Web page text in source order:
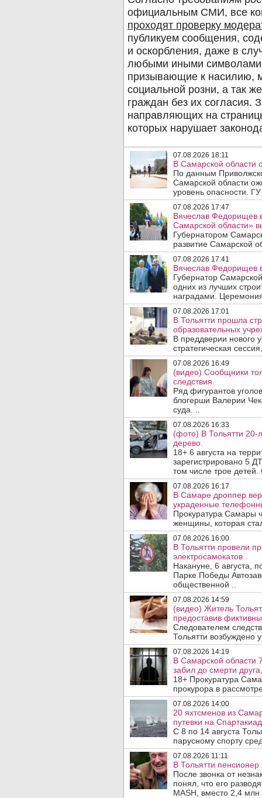
07.08.2026 18:11
В Самарской области
По данным
Самарской области
уровень опасности.
07.08.2026 17:47
Вячеслав Федорищев
Самарской области»
Губернатором
развитие Самарской
07.08.2026 17:41
Вячеслав Федорищев
Губернатор
одних из лучших
наградами.
07.08.2026 17:01
В Тольятти прошла
образовательных
В преддверии нового
стратегическая
07.08.2026 16:49
(видео) Сообщники
следствия.
Ряд фигурантов
блогерши Валерии
суда. ..
07.08.2026 16:33
(фото) В Тольятти 20-
дерево.
18+ 6 августа на
зарегистрировано 5
том числе трое
07.08.2026 16:17
В Самаре дроппер
украденные
Прокуратура Самары
женщины, которая
07.08.2026 16:00
В Тольятти провели
электросамокатов .
Накануне, 6 августа,
Парке Победы
общественной ..
07.08.2026 14:59
(видео) Житель
предоставив
Следователем
Тольятти возбуждено
07.08.2026 14:19
В Самарской области
забил до смерти
18+ Прокуратура
прокурора в
07.08.2026 14:00
20 яхтсменов из
путевки на
С 8 по 14 августа
парусному спорту
07.08.2026 11:11
В Тольятти
После звонка от
понял, что его
MASH, вместо 2,4 млн